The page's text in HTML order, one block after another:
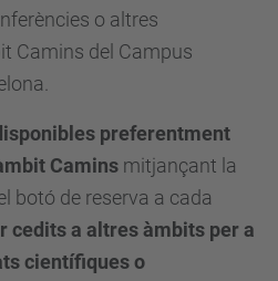
o altres
Camins del Campus
preferentment
Camins mitjançant la
botó de reserva a cada
cedits a altres àmbits per a
científiques o